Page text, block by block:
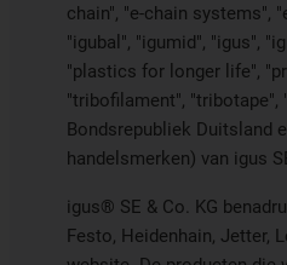
chain", "e-chain systems",
"igubal", "igumid", "igus",
"plastics for longer life",
"tribofilament", "tribotape",
Bondsrepubliek Duitsland
handelsmerken) van igus
igus® SE & Co. KG
Festo, Heidenhain, Jetter,